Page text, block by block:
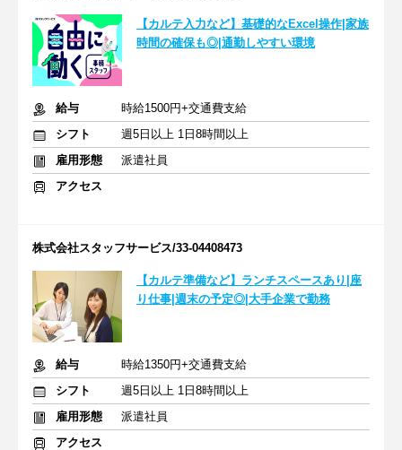
【カルテ入力など】基礎的なExcel操作|家族
時間の確保も◎|通勤しやすい環境
給与
時給1500円+交通費支給
シフト
週5日以上 1日8時間以上
雇用形態
派遣社員
アクセス
株式会社スタッフサービス/33-04408473
【カルテ準備など】ランチスペースあり|座
り仕事|週末の予定◎|大手企業で勤務
給与
時給1350円+交通費支給
シフト
週5日以上 1日8時間以上
雇用形態
派遣社員
アクセス